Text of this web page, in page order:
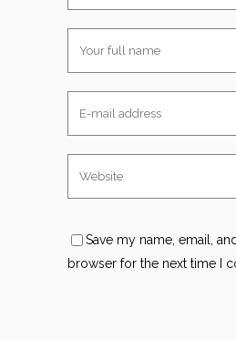
Save my name, email,
browser for the next time I